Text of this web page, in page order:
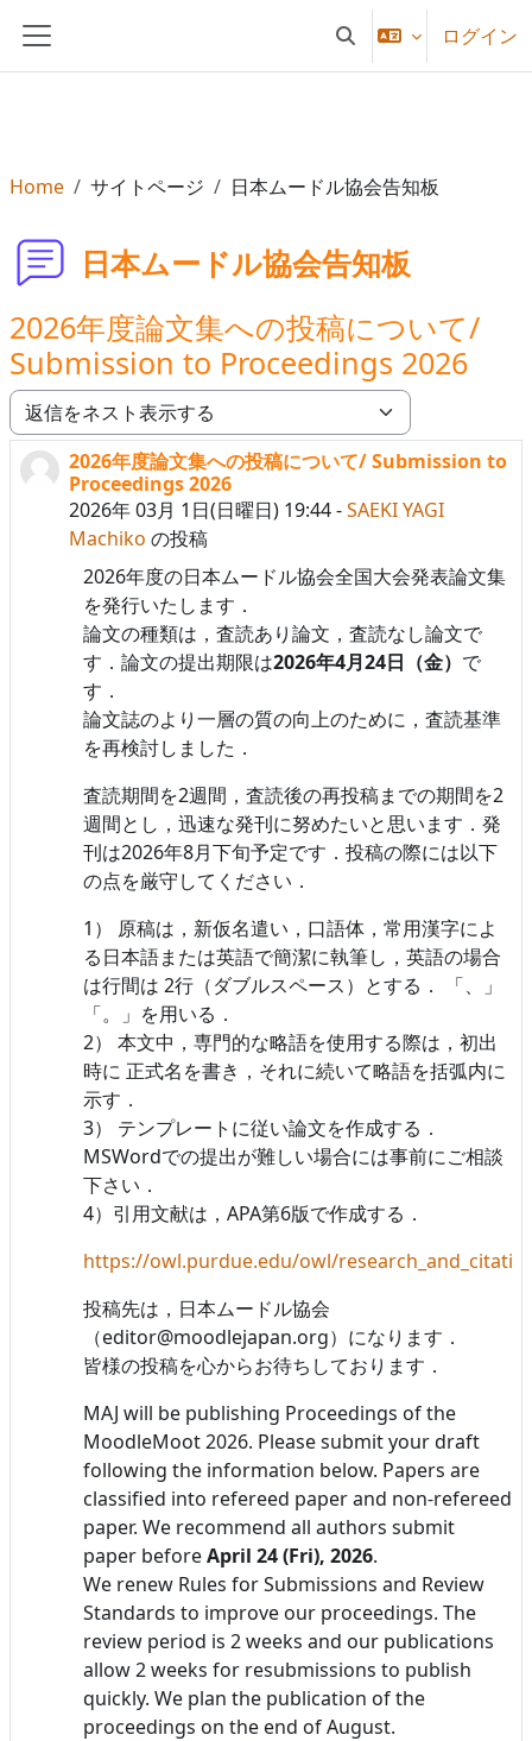
サイドパネル 検索入力に切り替える
ログイン
Home サイトページ 日本ムードル協会告知板
日本ムードル協会告知板
2026年度論文集への投稿について/
Submission to Proceedings 2026
表示モード
2026年度論文集への投稿について/ Submission to
Proceedings 2026
2026年 03月 1日(日曜日) 19:44-SAEKI YAGI
Machiko の投稿
返信数: 0
2026年度の日本ムードル協会全国大会発表論文集
を発行いたします．
論文の種類は，査読あり論文，査読なし論文で
す．論文の提出期限は2026年4月24日（金） で
す．
論文誌のより一層の質の向上のために，査読基準
を再検討しました．
査読期間を2週間，査読後の再投稿までの期間を2
週間とし，迅速な発刊に努めたいと思います．発
刊は2026年8月下旬予定です．投稿の際には以下
の点を厳守してください．
1） 原稿は，新仮名遣い，口語体，常用漢字によ
る日本語または英語で簡潔に執筆し，英語の場合
は行間は 2行（ダブルスペース）とする． 「、」
「。」を用いる．
2） 本文中，専門的な略語を使用する際は，初出
時に 正式名を書き，それに続いて略語を括弧内に
示す．
3） テンプレートに従い論文を作成する．
MSWordでの提出が難しい場合には事前にご相談
下さい．
4）引用文献は，APA第6版で作成する．
https://owl.purdue.edu/owl/
投稿先は，日本ムードル協会
（editor@moodlejapan.org）になります．
皆様の投稿を心からお待ちしております．
MAJ will be publishing Proceedings of the
MoodleMoot 2026. Please submit your draft
following the information below. Papers are
classified into refereed paper and non-refereed
paper. We recommend all authors submit
paper beforeApril 24 (Fri), 2026.
We renew Rules for Submissions and Review
Standards to improve our proceedings. The
review period is 2 weeks and our publications
allow 2 weeks for resubmissions to publish
quickly. We plan the publication of the
proceedings on the end of August.